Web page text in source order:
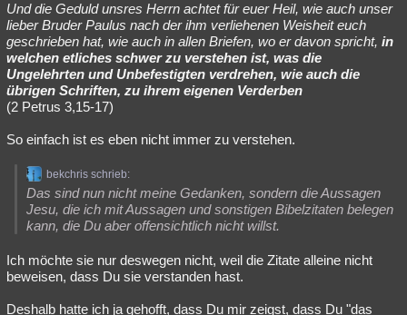
Und die Geduld unsres Herrn achtet für euer Heil, wie auch unser
lieber Bruder Paulus nach der ihm verliehenen Weisheit euch
geschrieben hat, wie auch in allen Briefen, wo er davon spricht, in
welchen etliches schwer zu verstehen ist, was die
Ungelehrten und Unbefestigten verdrehen, wie auch die
übrigen Schriften, zu ihrem eigenen Verderben
(2 Petrus 3,15-17)
So einfach ist es eben nicht immer zu verstehen.
bekchris schrieb:
Das sind nun nicht meine Gedanken, sondern die Aussagen
Jesu, die ich mit Aussagen und sonstigen Bibelzitaten belegen
kann, die Du aber offensichtlich nicht willst.
Ich möchte sie nur deswegen nicht, weil die Zitate alleine nicht
beweisen, dass Du sie verstanden hast.
Deshalb hatte ich ja gehofft, dass Du mir zeigst, dass Du "das